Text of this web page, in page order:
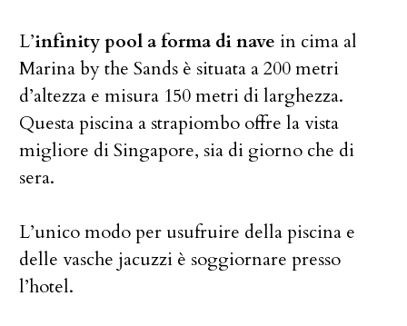
L’infinity pool a forma di nave in cima al
Marina by the Sands è situata a 200 metri
d’altezza e misura 150 metri di larghezza.
Questa piscina a strapiombo offre la vista
migliore di Singapore, sia di giorno che di
sera.
L’unico modo per usufruire della piscina e
delle vasche jacuzzi è soggiornare presso
l’hotel.